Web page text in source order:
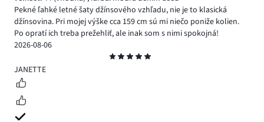
Pekné ľahké letné šaty džínsového vzhľadu, nie je to klasická
džínsovina. Pri mojej výške cca 159 cm sú mi niečo poniže kolien.
Po opratí ich treba prežehliť, ale inak som s nimi spokojná!
2026-08-06
5
JANETTE